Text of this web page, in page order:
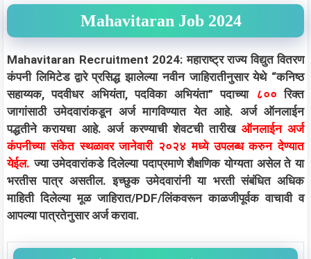
Mahavitaran Job 2024
Mahavitaran Recruitment 2024: महाराष्ट्र राज्य विद्युत वितरण
कंपनी लिमिटेड द्वारे प्रसिद्ध झालेल्या नवीन जाहिरातीनुसार येथे “कनिष्ठ
सहाय्यक, पदवीधर अभियंता, पदविका अभियंता” पदाच्या ८००रिक्त
जागांसाठी उमेदवारांकडून अर्ज मागविण्यात येत आहे. अर्ज ऑनलाईन
पद्धतीने करायचा आहे. अर्ज करण्याची शेवटची तारीख ऑनलाईन अर्ज
कंपनीच्या संकेत स्थळावर जानेवारी २०२४ मध्ये उपलब्ध करुन देण्यात
येईल. ज्या उमेदवारांकडे दिलेल्या पदाप्रमाणे शैक्षणिक योग्यता असेल ते या
भरतीस पात्र असतील. इच्छुक उमेदवारांनी या भरती संबंधित अधिक
माहिती दिलेल्या मूळ जाहिरात/PDF/लिंकवरून काळजीपूर्वक वाचावी व
आपल्या पात्रतेनुसार अर्ज करावा.